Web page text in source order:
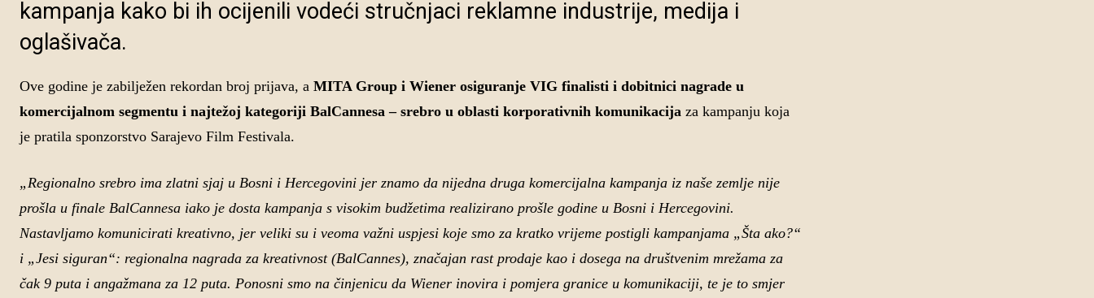
kampanja kako bi ih ocijenili vodeći stručnjaci reklamne industrije, medija i
oglašivača.
Ove godine je zabilježen rekordan broj prijava, a MITA Group i Wiener osiguranje VIG finalisti i dobitnici nagrade u
komercijalnom segmentu i najtežoj kategoriji BalCannesa – srebro u oblasti korporativnih komunikacija za kampanju koja
je pratila sponzorstvo Sarajevo Film Festivala.
„Regionalno srebro ima zlatni sjaj u Bosni i Hercegovini jer znamo da nijedna druga komercijalna kampanja iz naše zemlje nije
prošla u finale BalCannesa iako je dosta kampanja s visokim budžetima realizirano prošle godine u Bosni i Hercegovini.
Nastavljamo komunicirati kreativno, jer veliki su i veoma važni uspjesi koje smo za kratko vrijeme postigli kampanjama „Šta ako?“
i „Jesi siguran“: regionalna nagrada za kreativnost (BalCannes), značajan rast prodaje kao i dosega na društvenim mrežama za
čak 9 puta i angažmana za 12 puta. Ponosni smo na činjenicu da Wiener inovira i pomjera granice u komunikaciji, te je to smjer